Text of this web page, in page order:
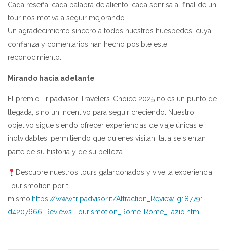
Cada reseña, cada palabra de aliento, cada sonrisa al final de un
tour nos motiva a seguir mejorando.
Un agradecimiento sincero a todos nuestros huéspedes, cuya
confianza y comentarios han hecho posible este
reconocimiento.
Mirando hacia adelante
El premio Tripadvisor Travelers’ Choice 2025 no es un punto de
llegada, sino un incentivo para seguir creciendo. Nuestro
objetivo sigue siendo ofrecer experiencias de viaje únicas e
inolvidables, permitiendo que quienes visitan Italia se sientan
parte de su historia y de su belleza.
Descubre nuestros tours galardonados y vive la experiencia
Tourismotion por ti
mismo:https://www.tripadvisor.it/Attraction_Review-g187791-
d4207666-Reviews-Tourismotion_Rome-Rome_Lazio.html